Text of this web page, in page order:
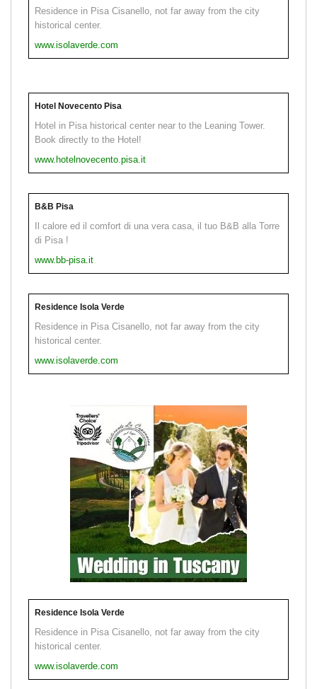
Residence in Pisa Cisanello, not far away from the city
historical center.
www.isolaverde.com
Hotel Novecento Pisa
Hotel in Pisa historical center near to the Leaning Tower.
Book directly to the Hotel!
www.hotelnovecento.pisa.it
B&B Pisa
Il calore ed il comfort di una vera casa, il tuo B&B alla Torre
di Pisa !
www.bb-pisa.it
Residence Isola Verde
Residence in Pisa Cisanello, not far away from the city
historical center.
www.isolaverde.com
Residence Isola Verde
Residence in Pisa Cisanello, not far away from the city
historical center.
www.isolaverde.com